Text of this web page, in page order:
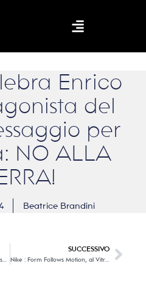
Enrico
del
per
NO ALLA
Beatrice Brandini
SUCCESSIVO
Nike : Form Follows Motion, al Vitra Museum la storia di un brand che ha fatto LA STORIA!